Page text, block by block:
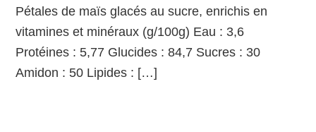
Pétales de maïs glacés au sucre, enrichis en
vitamines et minéraux (g/100g) Eau : 3,6
Protéines : 5,77 Glucides : 84,7 Sucres : 30
Amidon : 50 Lipides : […]